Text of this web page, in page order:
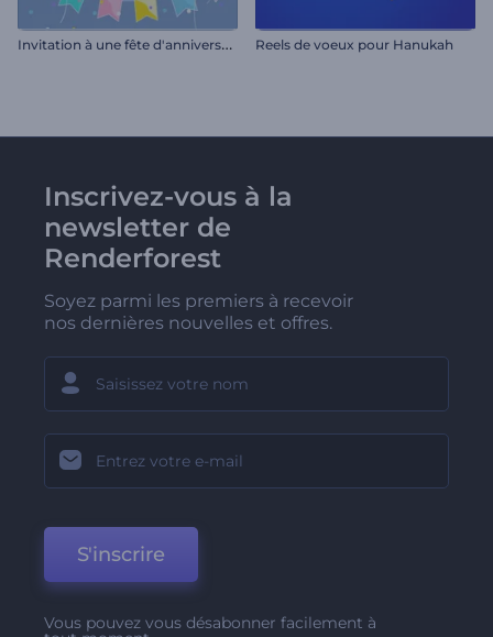
I
nvitation à une fête d'anniversaire Reels de voeux pour Hanukah
Inscrivez-vous à la
newsletter de
Renderforest
Soyez parmi les premiers à recevoir
nos dernières nouvelles et offres.
S'inscrire
Vous pouvez vous désabonner facilement à